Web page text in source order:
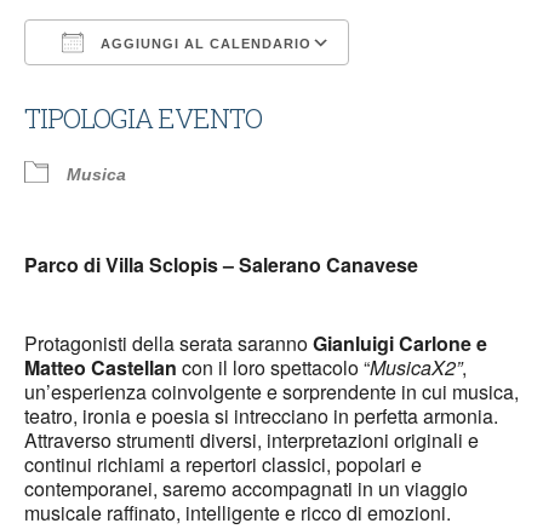
AGGIUNGI AL CALENDARIO
TIPOLOGIA EVENTO
Musica
Parco di Villa Sclopis – Salerano Canavese
Protagonisti della serata sarannoGianluigi Carlone e
Matteo Castellan con il loro spettacolo “MusicaX2”,
un’esperienza coinvolgente e sorprendente in cui musica,
teatro, ironia e poesia si intrecciano in perfetta armonia.
Attraverso strumenti diversi, interpretazioni originali e
continui richiami a repertori classici, popolari e
contemporanei, saremo accompagnati in un viaggio
musicale raffinato, intelligente e ricco di emozioni.